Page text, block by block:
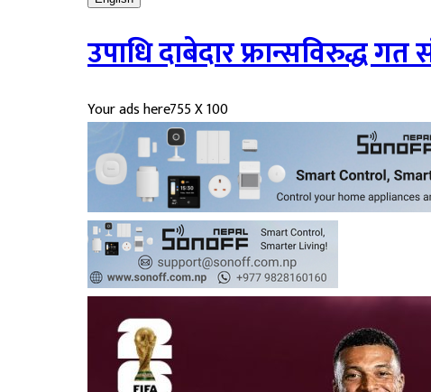
उपाधि दाबेदार फ्रान्सविरुद्ध
Your ads here755 X 100